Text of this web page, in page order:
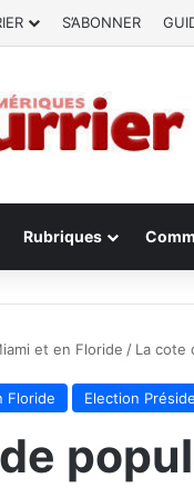
S’ABONNER
Rubriques
et en Floride / La cote
Floride Election